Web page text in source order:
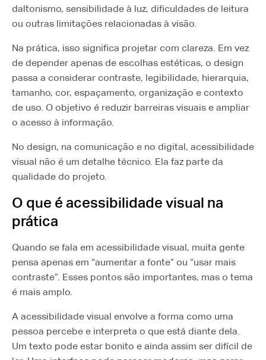
daltonismo, sensibilidade à luz, dificuldades de leitura
ou outras limitações relacionadas à visão.
Na prática, isso significa projetar com clareza. Em vez
de depender apenas de escolhas estéticas, o design
passa a considerar contraste, legibilidade, hierarquia,
tamanho, cor, espaçamento, organização e contexto
de uso. O objetivo é reduzir barreiras visuais e ampliar
o acesso à informação.
No design, na comunicação e no digital, acessibilidade
visual não é um detalhe técnico. Ela faz parte da
qualidade do projeto.
O que é acessibilidade visual na
prática
Quando se fala em acessibilidade visual, muita gente
pensa apenas em “aumentar a fonte” ou “usar mais
contraste”. Esses pontos são importantes, mas o tema
é mais amplo.
A acessibilidade visual envolve a forma como uma
pessoa percebe e interpreta o que está diante dela.
Um texto pode estar bonito e ainda assim ser difícil de